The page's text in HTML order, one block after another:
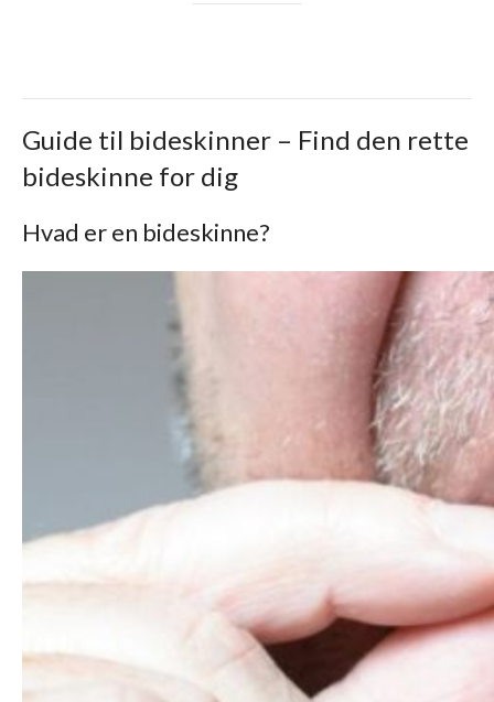
Guide til bideskinner – Find den rette
bideskinne for dig
Hvad er en bideskinne?